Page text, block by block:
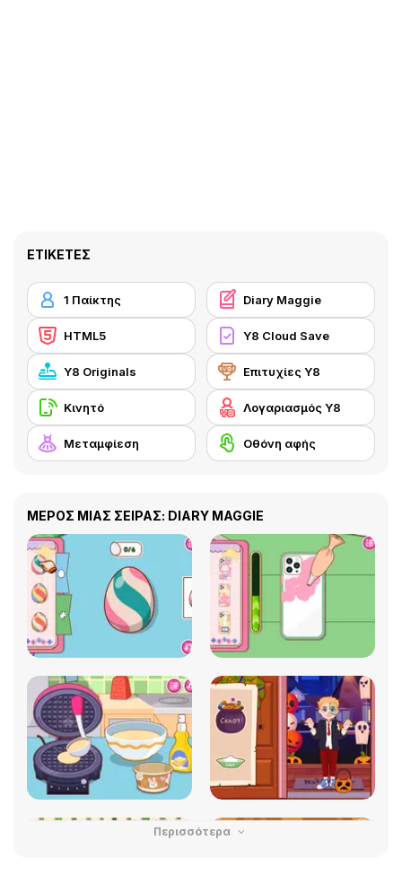
ΕΤΙΚΈΤΕΣ
1 Παίκτης Diary Maggie
HTML5 Y8 Cloud Save
Y8 Originals Επιτυχίες Y8
Κινητό Λογαριασμός Y8
Μεταμφίεση Οθόνη αφής
ΜΕΡΟΣ ΜΙΑΣ ΣΕΙΡΑΣ: DIARY MAGGIE
Περισσότερα